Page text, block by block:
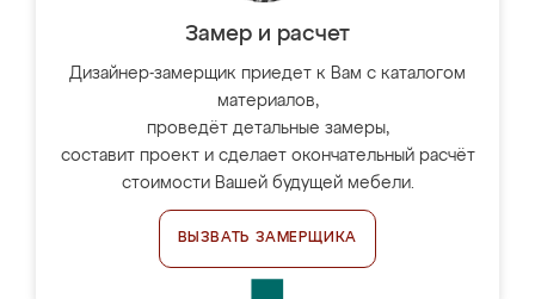
Замер и расчет
Дизайнер-замерщик приедет к Вам с каталогом
материалов,
проведёт детальные замеры,
составит проект и сделает окончательный расчёт
стоимости Вашей будущей мебели.
ВЫЗВАТЬ ЗАМЕРЩИКА